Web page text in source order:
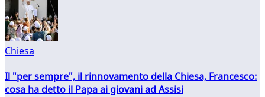
Chiesa
Il "per sempre", il rinnovamento della Chiesa, Francesco:
cosa ha detto il Papa ai giovani ad Assisi